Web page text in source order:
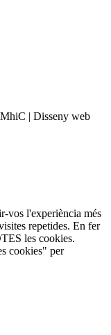
| Disseny web
vos l'experiència més
repetides. En fer
les cookies.
cookies" per